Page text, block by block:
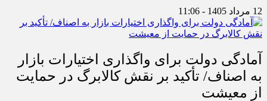
12 مرداد 1405 - 11:06
آمادگی دولت برای واگذاری اختیارات بازار
به اصناف/ تأکید بر نقش کالابرگ در حمایت
از معیشت